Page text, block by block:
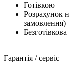
Готівкою
Розрахунок
замовлення)
Гарантія / сервіс